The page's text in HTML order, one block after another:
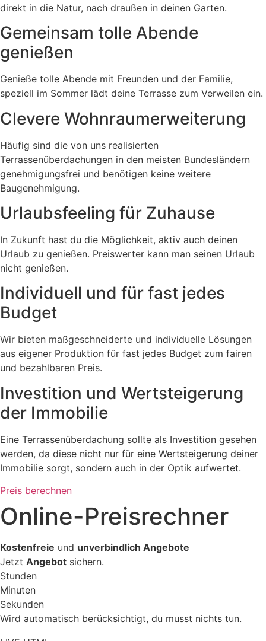
direkt in die Natur, nach draußen in deinen Garten.
Gemeinsam tolle Abende
genießen
Genieße tolle Abende mit Freunden und der Familie,
speziell im Sommer lädt deine Terrasse zum Verweilen ein.
Clevere Wohnraumerweiterung
Häufig sind die von uns realisierten
Terrassenüberdachungen in den meisten Bundesländern
genehmigungsfrei und benötigen keine weitere
Baugenehmigung.
Urlaubsfeeling für Zuhause
In Zukunft hast du die Möglichkeit, aktiv auch deinen
Urlaub zu genießen. Preiswerter kann man seinen Urlaub
nicht genießen.
Individuell und für fast jedes
Budget
Wir bieten maßgeschneiderte und individuelle Lösungen
aus eigener Produktion für fast jedes Budget zum fairen
und bezahlbaren Preis.
Investition und Wertsteigerung
der Immobilie
Eine Terrassenüberdachung sollte als Investition gesehen
werden, da diese nicht nur für eine Wertsteigerung deiner
Immobilie sorgt, sondern auch in der Optik aufwertet.
Preis berechnen
Online-Preisrechner
Kostenfreie und unverbindlich Angebote
Jetzt Angebot sichern.
Stunden
Minuten
Sekunden
Wird automatisch berücksichtigt, du musst nichts tun.